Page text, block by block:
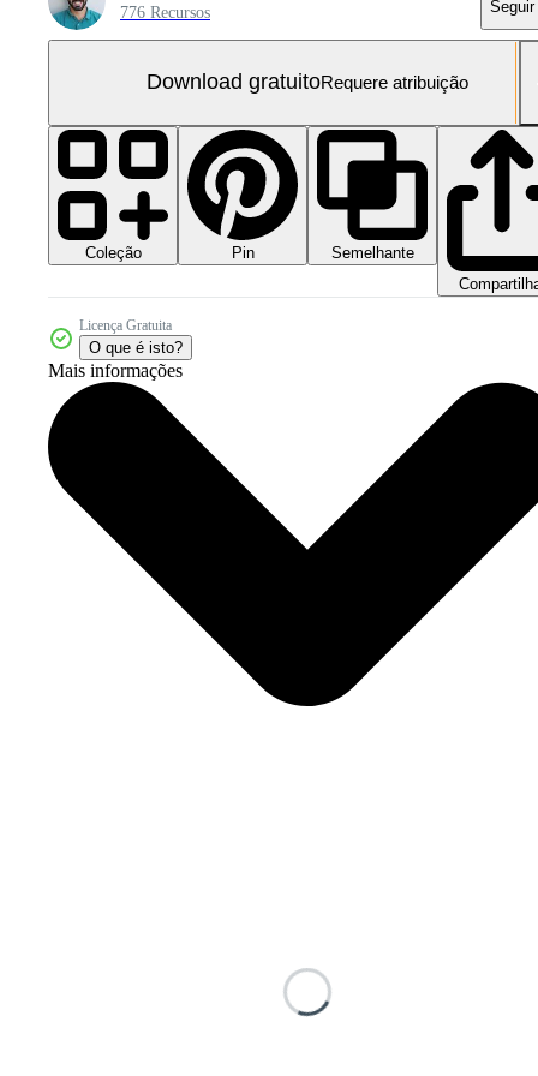
776 Recursos Seguir
Download gratuitoRequere atribuição
Coleção Pin
Semelhante
Licença Gratuita
O que é isto?
Mais informações